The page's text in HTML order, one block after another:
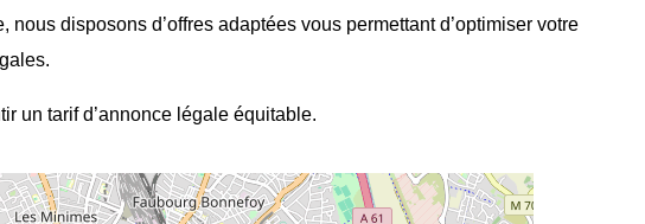
nous disposons d’offres adaptées vous permettant d’optimiser votre
un tarif d’annonce légale équitable.